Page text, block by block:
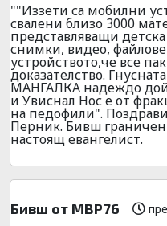
""Иззети са мобилни
свалени близо 3000
представляващи
снимки, видео,
устройството,че все
доказателство.
МАНГАЛКА надеждо
и Увиснал Нос е от
на педофили".
Перник. Бивш
настоящ евангелист.
Бивш от МВР76